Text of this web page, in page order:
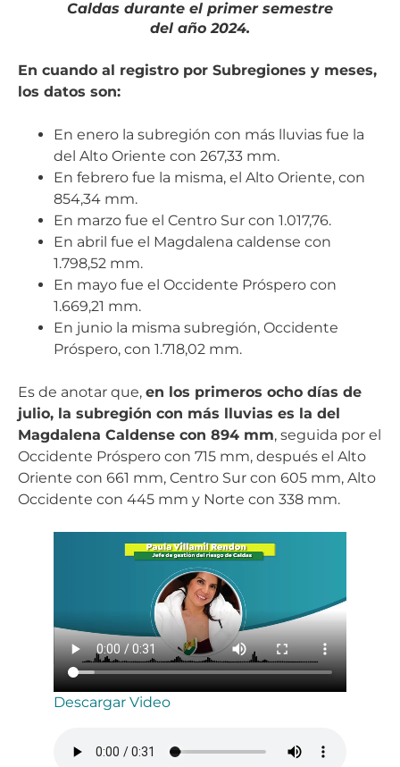
Caldas durante el primer semestre
del año 2024.
En cuando al registro por Subregiones y meses,
los datos son:
En enero la subregión con más lluvias fue la
del Alto Oriente con 267,33 mm.
En febrero fue la misma, el Alto Oriente, con
854,34 mm.
En marzo fue el Centro Sur con 1.017,76.
En abril fue el Magdalena caldense con
1.798,52 mm.
En mayo fue el Occidente Próspero con
1.669,21 mm.
En junio la misma subregión, Occidente
Próspero, con 1.718,02 mm.
Es de anotar que, en los primeros ocho días de
julio, la subregión con más lluvias es la del
Magdalena Caldense con 894 mm, seguida por el
Occidente Próspero con 715 mm, después el Alto
Oriente con 661 mm, Centro Sur con 605 mm, Alto
Occidente con 445 mm y Norte con 338 mm.
Descargar Video